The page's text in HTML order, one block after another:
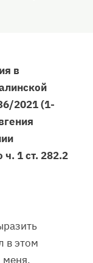
в
2021 (1-
ч. 1 ст. 282.2
в этом
меня.